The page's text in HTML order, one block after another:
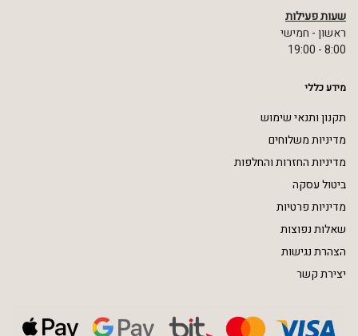
שעות פעילות
ראשון - חמישי
8:00 - 19:00
מידע כללי
תקנון ותנאי שימוש
מדיניות משלוחים
מדיניות החזרות והחלפות
ביטול עסקה
מדיניות פרטיות
שאלות נפוצות
הצהרת נגישות
יצירת קשר